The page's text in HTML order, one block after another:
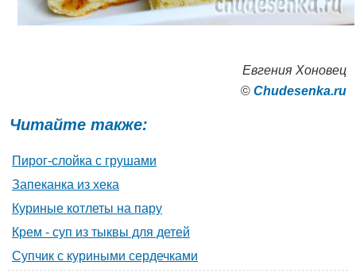
Евгения Хоновец
© Сhudesenka.ru
Читайте также:
Пирог-слойка с грушами
Запеканка из хека
Куриные котлеты на пару
Крем - суп из тыквы для детей
Супчик с куриными сердечками